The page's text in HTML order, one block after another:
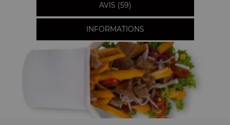
AVIS (59)
INFORMATIONS